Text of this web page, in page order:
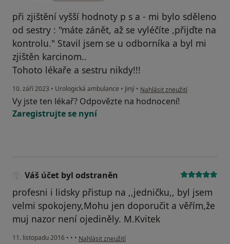
při zjištění vyšší hodnoty p s a - mi bylo sděleno
od sestry : "máte zánět, až se vyléčíte ,přijďte na
kontrolu." Stavil jsem se u odborníka a byl mi
zjištěn karcinom..
Tohoto lékaře a sestru nikdy!!!
10. září 2023 • Urologická ambulance • Jiný • podle názoru uživatele V.f.H.
Nahlásit zneužití
Vy jste ten lékař? Odpovězte na hodnocení!
Zaregistrujte se nyní
Váš účet byl odstraněn
profesni i lidsky přistup na ,,jedničku,, byl jsem
velmi spokojeny,Mohu jen doporučit a věřím,že
muj nazor není ojediněly. M.Kvitek
11. listopadu 2016 • • • podle názoru uživatele Váš účet byl odstraněn
Nahlásit zneužití